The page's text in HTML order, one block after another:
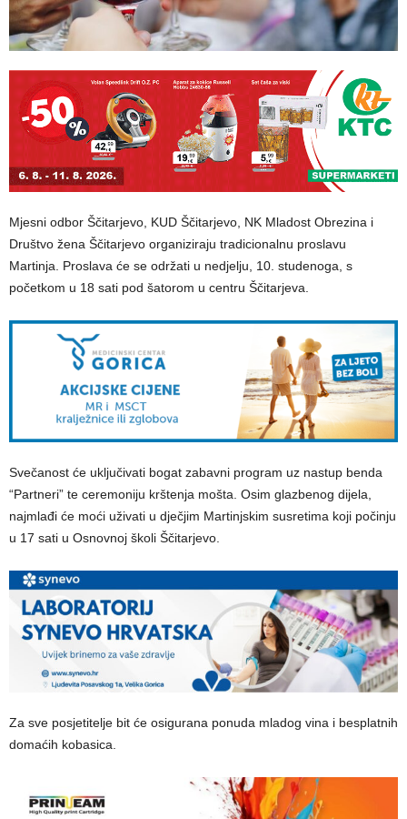
Mjesni odbor Ščitarjevo, KUD Ščitarjevo, NK Mladost Obrezina i
Društvo žena Ščitarjevo organiziraju tradicionalnu proslavu
Martinja. Proslava će se održati u nedjelju, 10. studenoga, s
početkom u 18 sati pod šatorom u centru Ščitarjeva.
Svečanost će uključivati bogat zabavni program uz nastup benda
“Partneri” te ceremoniju krštenja mošta. Osim glazbenog dijela,
najmlađi će moći uživati u dječjim Martinjskim susretima koji počinju
u 17 sati u Osnovnoj školi Ščitarjevo.
Za sve posjetitelje bit će osigurana ponuda mladog vina i besplatnih
domaćih kobasica.